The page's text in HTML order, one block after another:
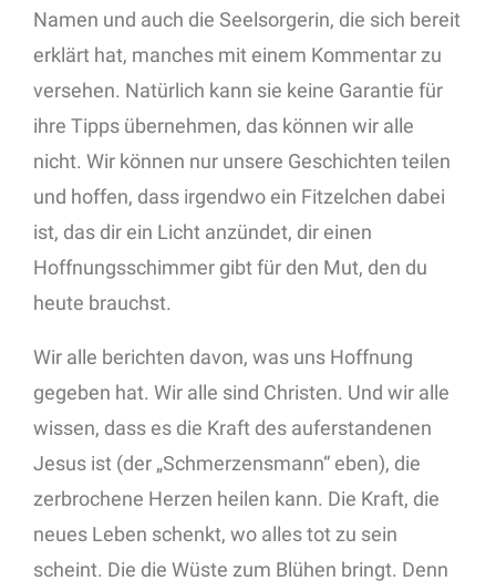
Namen und auch die Seelsorgerin, die sich bereit
erklärt hat, manches mit einem Kommentar zu
versehen. Natürlich kann sie keine Garantie für
ihre Tipps übernehmen, das können wir alle
nicht. Wir können nur unsere Geschichten teilen
und hoffen, dass irgendwo ein Fitzelchen dabei
ist, das dir ein Licht anzündet, dir einen
Hoffnungsschimmer gibt für den Mut, den du
heute brauchst.
Wir alle berichten davon, was uns Hoffnung
gegeben hat. Wir alle sind Christen. Und wir alle
wissen, dass es die Kraft des auferstandenen
Jesus ist (der „Schmerzensmann“ eben), die
zerbrochene Herzen heilen kann. Die Kraft, die
neues Leben schenkt, wo alles tot zu sein
scheint. Die die Wüste zum Blühen bringt. Denn